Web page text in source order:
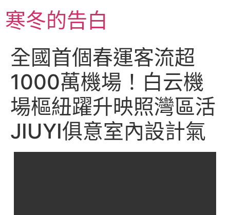
至
主寒冬的告白
全國首個春運客流超
1000萬機場！白云機
場樞紐躍升映照灣區活
JIUYI俱意室內設計氣